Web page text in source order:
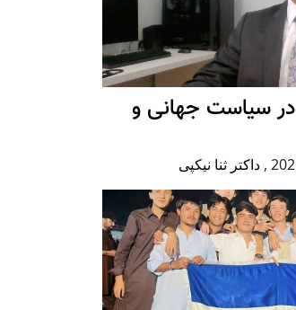
سیاست جهانی و
, داکتر ثنا نیکپی